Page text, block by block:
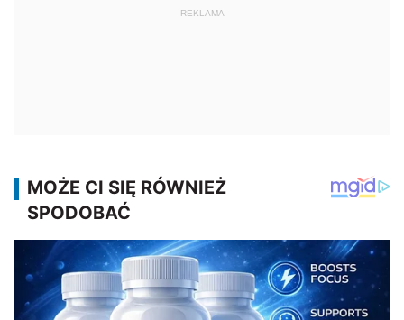
REKLAMA